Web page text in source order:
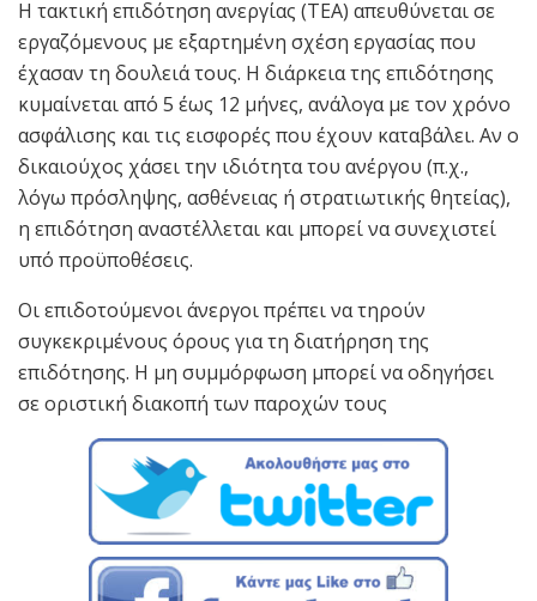
Η τακτική επιδότηση ανεργίας (ΤΕΑ) απευθύνεται σε
εργαζόμενους με εξαρτημένη σχέση εργασίας που
έχασαν τη δουλειά τους. Η διάρκεια της επιδότησης
κυμαίνεται από 5 έως 12 μήνες, ανάλογα με τον χρόνο
ασφάλισης και τις εισφορές που έχουν καταβάλει. Αν ο
δικαιούχος χάσει την ιδιότητα του ανέργου (π.χ.,
λόγω πρόσληψης, ασθένειας ή στρατιωτικής θητείας),
η επιδότηση αναστέλλεται και μπορεί να συνεχιστεί
υπό προϋποθέσεις.
Οι επιδοτούμενοι άνεργοι πρέπει να τηρούν
συγκεκριμένους όρους για τη διατήρηση της
επιδότησης. Η μη συμμόρφωση μπορεί να οδηγήσει
σε οριστική διακοπή των παροχών τους